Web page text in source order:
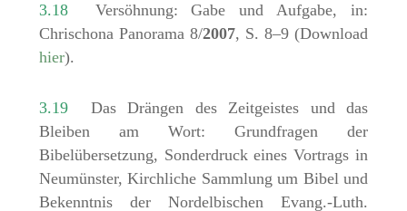
3.18Versöhnung: Gabe und Aufgabe, in:
Chrischona Panorama 8/2007, S. 8–9 (Download
hier).
3.19
Das Drängen des Zeitgeistes und das
Bleiben am Wort: Grundfragen der
Bibelübersetzung, Sonderdruck eines Vortrags in
Neumünster, Kirchliche Sammlung um Bibel und
Bekenntnis der Nordelbischen Evang.-Luth.